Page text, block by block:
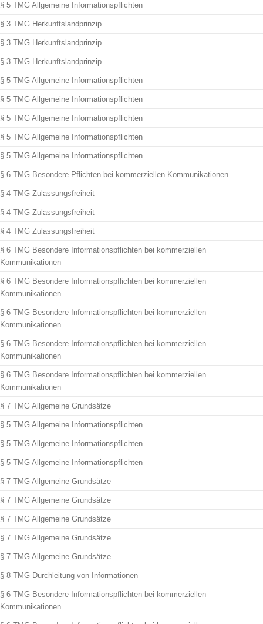
§ 5 TMG Allgemeine Informationspflichten
§ 3 TMG Herkunftslandprinzip
§ 3 TMG Herkunftslandprinzip
§ 3 TMG Herkunftslandprinzip
§ 5 TMG Allgemeine Informationspflichten
§ 5 TMG Allgemeine Informationspflichten
§ 5 TMG Allgemeine Informationspflichten
§ 5 TMG Allgemeine Informationspflichten
§ 5 TMG Allgemeine Informationspflichten
§ 6 TMG Besondere Pflichten bei kommerziellen Kommunikationen
§ 4 TMG Zulassungsfreiheit
§ 4 TMG Zulassungsfreiheit
§ 4 TMG Zulassungsfreiheit
§ 6 TMG Besondere Informationspflichten bei kommerziellen
Kommunikationen
§ 6 TMG Besondere Informationspflichten bei kommerziellen
Kommunikationen
§ 6 TMG Besondere Informationspflichten bei kommerziellen
Kommunikationen
§ 6 TMG Besondere Informationspflichten bei kommerziellen
Kommunikationen
§ 6 TMG Besondere Informationspflichten bei kommerziellen
Kommunikationen
§ 7 TMG Allgemeine Grundsätze
§ 5 TMG Allgemeine Informationspflichten
§ 5 TMG Allgemeine Informationspflichten
§ 5 TMG Allgemeine Informationspflichten
§ 7 TMG Allgemeine Grundsätze
§ 7 TMG Allgemeine Grundsätze
§ 7 TMG Allgemeine Grundsätze
§ 7 TMG Allgemeine Grundsätze
§ 7 TMG Allgemeine Grundsätze
§ 8 TMG Durchleitung von Informationen
§ 6 TMG Besondere Informationspflichten bei kommerziellen
Kommunikationen